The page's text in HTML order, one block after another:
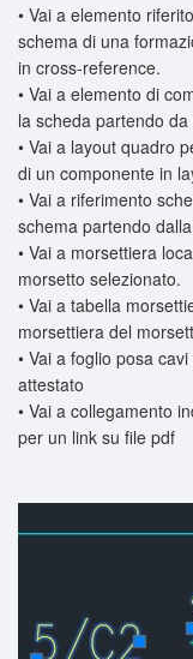
• Vai a elemento
schema di una
in cross-reference.
• Vai a elemento di
la scheda partendo da
• Vai a layout quadro
di un componente in
• Vai a riferimento
schema partendo
• Vai a morsettiera
morsetto selezionato.
• Vai a tabella
morsettiera del
• Vai a foglio posa
attestato
• Vai a collegamento
per un link su file pdf